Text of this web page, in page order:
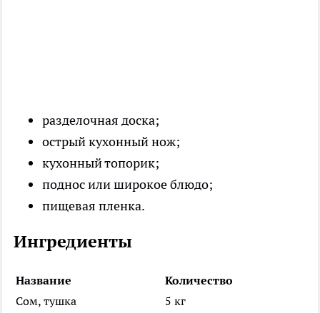
разделочная доска;
острый кухонный нож;
кухонный топорик;
поднос или широкое блюдо;
пищевая пленка.
Ингредиенты
Название
Количество
Сом, тушка
5 кг